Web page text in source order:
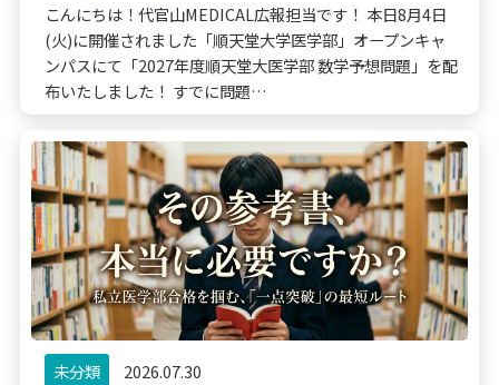
こんにちは！代官山MEDICAL広報担当です！ 本日8月4日
(火)に開催されました「順天堂大学医学部」オープンキャ
ンパスにて「2027年度順天堂大医学部 数学予想問題」を配
布いたしました！ すでに問題…
未分類 2026.07.30